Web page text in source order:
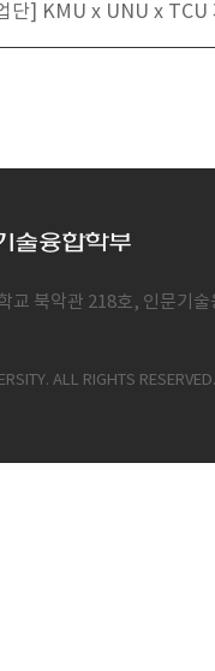
단] KMU x UNU x
교 북악관 218호, 인문기
ALL RIGHTS RESERVED.